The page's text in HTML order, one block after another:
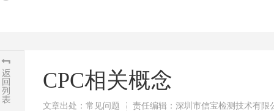
CPC相关概念
文章出处：常见问题 责任编辑：深圳市信宝检测技术有限